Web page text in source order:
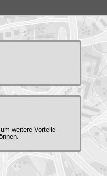
weitere Vorteile